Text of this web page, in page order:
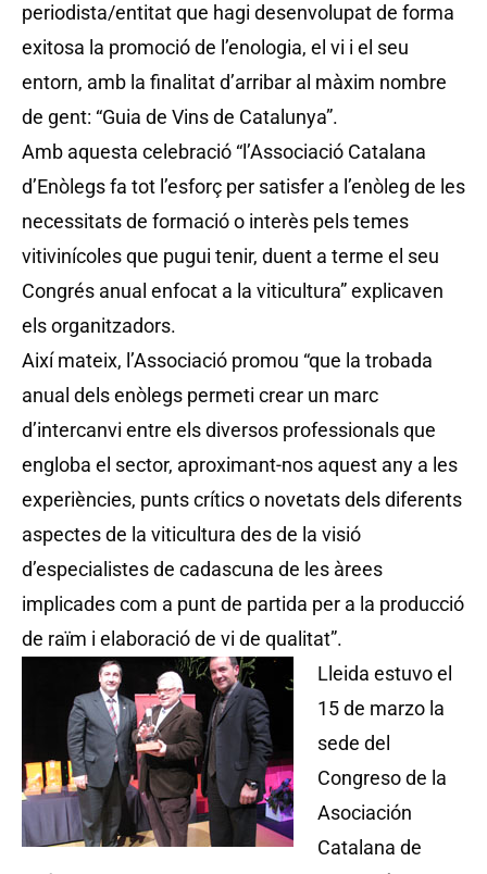
periodista/entitat que hagi desenvolupat de forma
exitosa la promoció de l’enologia, el vi i el seu
entorn, amb la finalitat d’arribar al màxim nombre
de gent: “Guia de Vins de Catalunya”.
Amb aquesta celebració “l’Associació Catalana
d’Enòlegs fa tot l’esforç per satisfer a l’enòleg de les
necessitats de formació o interès pels temes
vitivinícoles que pugui tenir, duent a terme el seu
Congrés anual enfocat a la viticultura” explicaven
els organitzadors.
Així mateix, l’Associació promou “que la trobada
anual dels enòlegs permeti crear un marc
d’intercanvi entre els diversos professionals que
engloba el sector, aproximant-nos aquest any a les
experiències, punts crítics o novetats dels diferents
aspectes de la viticultura des de la visió
d’especialistes de cadascuna de les àrees
implicades com a punt de partida per a la producció
de raïm i elaboració de vi de qualitat”.
Lleida estuvo el
15 de marzo la
sede del
Congreso de la
Asociación
Catalana de